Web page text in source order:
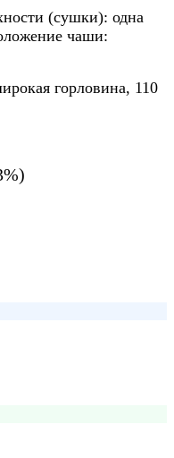
(сушки): одна
чаши:
горловина, 110
MDL.